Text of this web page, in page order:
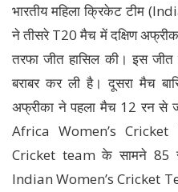
भारतीय महिला क्रिकेट टीम
ने तीसरे T20 मैच में दक्षिण
तरफा जीत हासिल की। इस
बराबर कर ली है। दूसरा मैच
अफ्रीका ने पहला मैच 12 रन से
Africa Women’s
Cricket team के सामने 85
Indian Women’s Cricket